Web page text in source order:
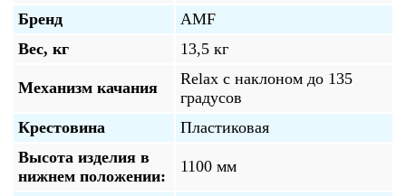
Бренд
AMF
Вес, кг
13,5 кг
Механизм качания
Relax с наклоном до 135
градусов
Крестовина
Пластиковая
Высота изделия в
нижнем положении:
1100 мм